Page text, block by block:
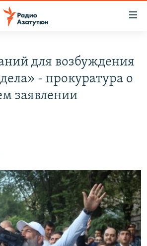
для возбуждения
- прокуратура о
заявлении